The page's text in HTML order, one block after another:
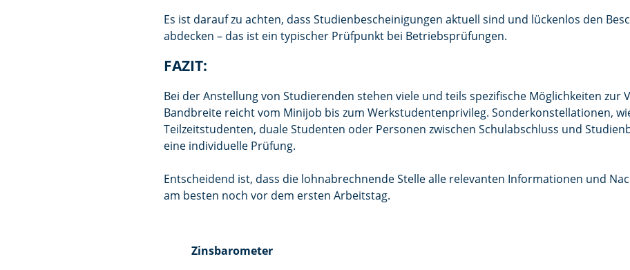
Es ist darauf zu achten, dass Studienbescheinigungen aktuell sind und lückenlos den
abdecken – das ist ein typischer Prüfpunkt bei Betriebsprüfungen.
FAZIT:
Bei der Anstellung von Studierenden stehen viele und teils spezifische Möglichkeiten zur
Bandbreite reicht vom Minijob bis zum Werkstudentenprivileg. Sonderkonstellationen,
Teilzeitstudenten, duale Studenten oder Personen zwischen Schulabschluss und
eine individuelle Prüfung.
Entscheidend ist, dass die lohnabrechnende Stelle alle relevanten Informationen und
am besten noch vor dem ersten Arbeitstag.
Zinsbarometer